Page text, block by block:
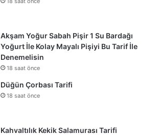
Akşam Yoğur Sabah Pişir 1 Su Bardağı
Yoğurt İle Kolay Mayalı Pişiyi Bu Tarif İle
Denemelisin
18 saat önce
Düğün Çorbası Tarifi
18 saat önce
Kahvaltılık Kekik Salamurası Tarifi